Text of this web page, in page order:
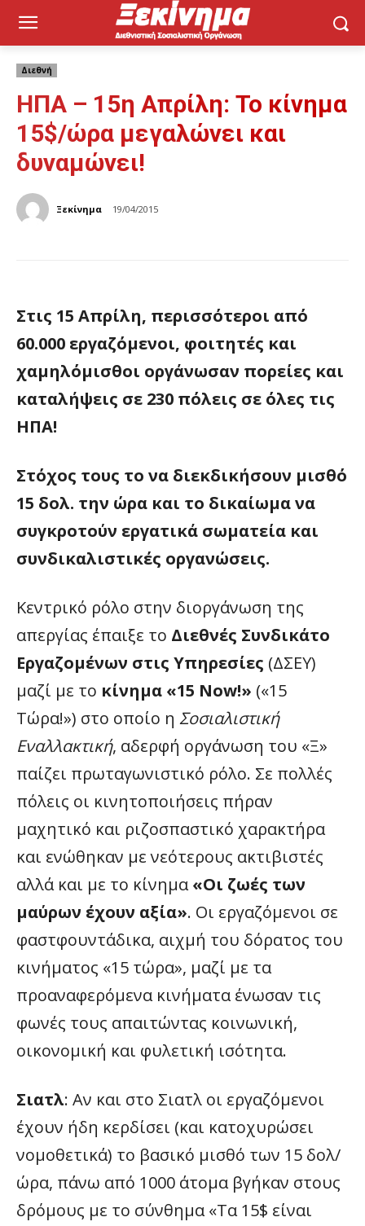
Διεθνή
ΗΠΑ – 15η Απρίλη: Το κίνημα
15$/ώρα μεγαλώνει και
δυναμώνει!
Ξεκίνημα 19/04/2015
Στις 15 Απρίλη, περισσότεροι από
60.000 εργαζόμενοι, φοιτητές και
χαμηλόμισθοι οργάνωσαν πορείες και
καταλήψεις σε 230 πόλεις σε όλες τις
ΗΠΑ!
Στόχος τους το να διεκδικήσουν μισθό
15 δολ. την ώρα και το δικαίωμα να
συγκροτούν εργατικά σωματεία και
συνδικαλιστικές οργανώσεις.
Κεντρικό ρόλο στην διοργάνωση της
απεργίας έπαιξε το Διεθνές Συνδικάτο
Εργαζομένων στις Υπηρεσίες (ΔΣΕΥ)
μαζί με το κίνημα «15 Now!» («15
Τώρα!») στο οποίο η Σοσιαλιστική
Εναλλακτική, αδερφή οργάνωση του «Ξ»
παίζει πρωταγωνιστικό ρόλο. Σε πολλές
πόλεις οι κινητοποιήσεις πήραν
μαχητικό και ριζοσπαστικό χαρακτήρα
και ενώθηκαν με νεότερους ακτιβιστές
αλλά και με το κίνημα«Οι ζωές των
μαύρων έχουν αξία». Οι εργαζόμενοι σε
φαστφουντάδικα, αιχμή του δόρατος του
κινήματος «15 τώρα», μαζί με τα
προαναφερόμενα κινήματα ένωσαν τις
φωνές τους απαιτώντας κοινωνική,
οικονομική και φυλετική ισότητα.
Σιατλ: Αν και στο Σιατλ οι εργαζόμενοι
έχουν ήδη κερδίσει (και κατοχυρώσει
νομοθετικά) το βασικό μισθό των 15 δολ/
ώρα, πάνω από 1000 άτομα βγήκαν στους
δρόμους με το σύνθημα «Τα 15$ είναι